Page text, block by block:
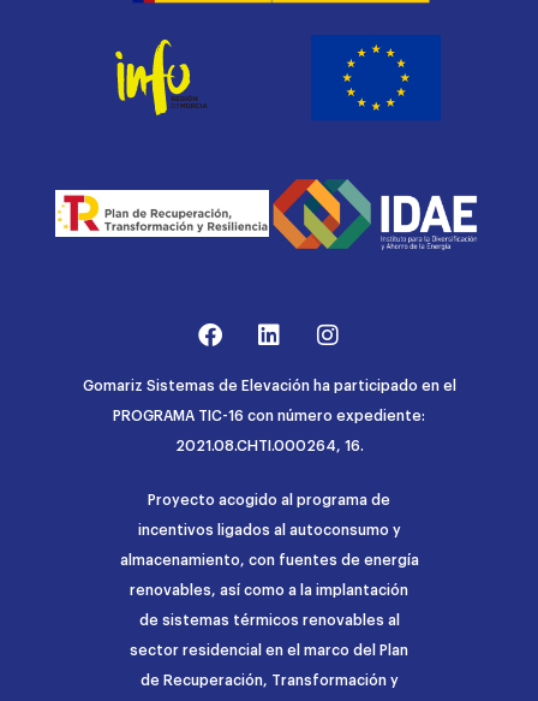
Gomariz Sistemas de Elevación ha participado en el
PROGRAMA TIC-16 con número expediente:
2021.08.CHTI.000264, 16.
Proyecto acogido al programa de
incentivos ligados al autoconsumo y
almacenamiento, con fuentes de energía
renovables, así como a la implantación
de sistemas térmicos renovables al
sector residencial en el marco del Plan
de Recuperación, Transformación y